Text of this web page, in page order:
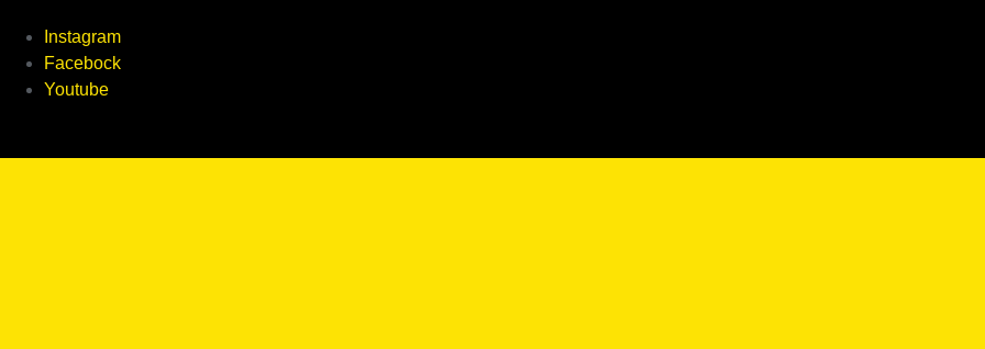
Instagram
Facebock
Youtube